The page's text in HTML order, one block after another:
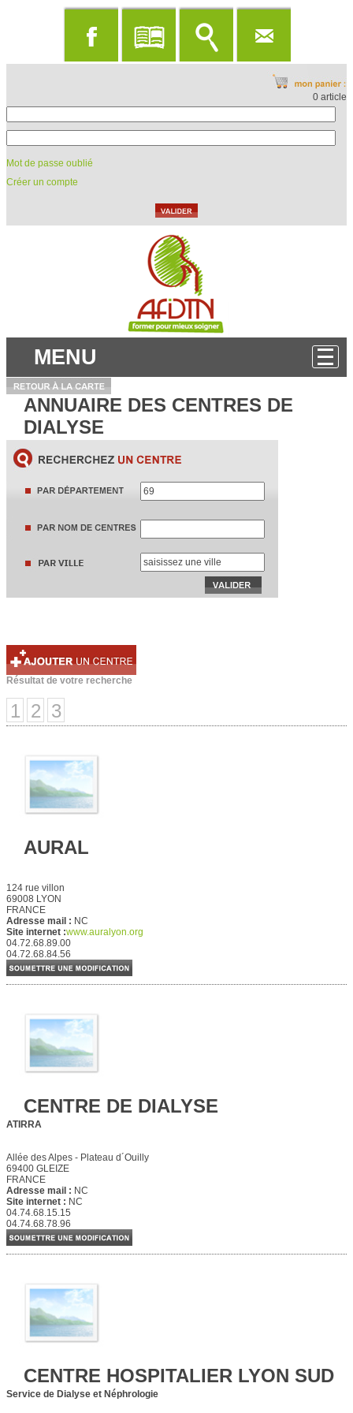
0 article
Mot de passe oublié
Créer un compte
MENU
ANNUAIRE DES CENTRES DE
DIALYSE
Résultat de votre recherche
1 2 3
AURAL
124 rue villon
69008 LYON
FRANCE
Adresse mail : NC
Site internet :www.auralyon.org
04.72.68.89.00
04.72.68.84.56
CENTRE DE DIALYSE
ATIRRA
Allée des Alpes - Plateau d´Ouilly
69400 GLEIZE
FRANCE
Adresse mail : NC
Site internet : NC
04.74.68.15.15
04.74.68.78.96
CENTRE HOSPITALIER LYON SUD
Service de Dialyse et Néphrologie